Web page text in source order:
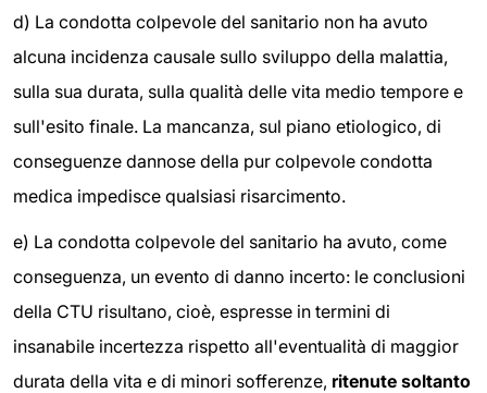
d) La condotta colpevole del sanitario non ha avuto
alcuna incidenza causale sullo sviluppo della malattia,
sulla sua durata, sulla qualità delle vita medio tempore e
sull'esito finale. La mancanza, sul piano etiologico, di
conseguenze dannose della pur colpevole condotta
medica impedisce qualsiasi risarcimento.
e) La condotta colpevole del sanitario ha avuto, come
conseguenza, un evento di danno incerto: le conclusioni
della CTU risultano, cioè, espresse in termini di
insanabile incertezza rispetto all'eventualità di maggior
durata della vita e di minori sofferenze, ritenute soltanto